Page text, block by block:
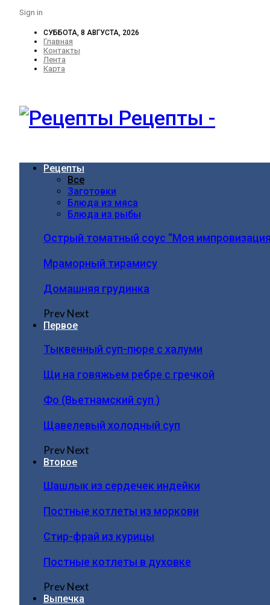
Sign in
СУББОТА, 8 АВГУСТА, 2026
Главная
Контакты
Лента
Карта
Рецепты -
Рецепты
Все
Заготовки
Блюда из мяса
Блюда из рыбы
Острый томатный соус “Моя
Мраморный тирамису
Домашняя грудинка
PrevNext
Первое
Тыквенный суп-пюре с халуми
Щи на говяжьем ребре с гречкой
Фо (Вьетнамский суп )
Щавелевый холодный суп
PrevNext
Второе
Шашлык из сердечек индейки
Постные котлеты из моркови
Стир-фрай из курицы
Постные котлеты в духовке
PrevNext
Выпечка